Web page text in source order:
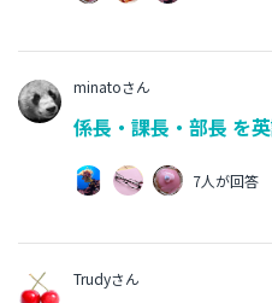
minatoさん
係長・課長・部長 を
7人が回答
Trudyさん